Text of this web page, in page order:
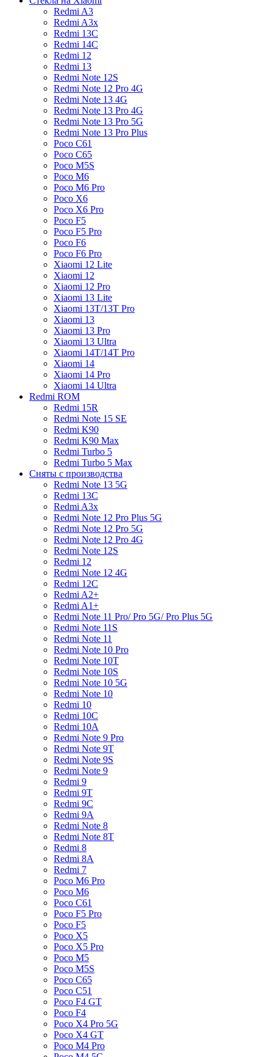
Redmi A3
Redmi A3x
Redmi 13C
Redmi 14C
Redmi 12
Redmi 13
Redmi Note 12S
Redmi Note 12 Pro 4G
Redmi Note 13 4G
Redmi Note 13 Pro 4G
Redmi Note 13 Pro 5G
Redmi Note 13 Pro Plus
Poco C61
Poco C65
Poco M5S
Poco M6
Poco M6 Pro
Poco X6
Poco X6 Pro
Poco F5
Poco F5 Pro
Poco F6
Poco F6 Pro
Xiaomi 12 Lite
Xiaomi 12
Xiaomi 12 Pro
Xiaomi 13 Lite
Xiaomi 13T/13T Pro
Xiaomi 13
Xiaomi 13 Pro
Xiaomi 13 Ultra
Xiaomi 14T/14T Pro
Xiaomi 14
Xiaomi 14 Pro
Xiaomi 14 Ultra
Redmi ROM
Redmi 15R
Redmi Note 15 SE
Redmi K90
Redmi K90 Max
Redmi Turbo 5
Redmi Turbo 5 Max
Сняты с производства
Redmi Note 13 5G
Redmi 13C
Redmi A3x
Redmi Note 12 Pro Plus 5G
Redmi Note 12 Pro 5G
Redmi Note 12 Pro 4G
Redmi Note 12S
Redmi 12
Redmi Note 12 4G
Redmi 12C
Redmi A2+
Redmi A1+
Redmi Note 11 Pro/ Pro 5G/ Pro Plus 5G
Redmi Note 11S
Redmi Note 11
Redmi Note 10 Pro
Redmi Note 10T
Redmi Note 10S
Redmi Note 10 5G
Redmi Note 10
Redmi 10
Redmi 10C
Redmi 10A
Redmi Note 9 Pro
Redmi Note 9T
Redmi Note 9S
Redmi Note 9
Redmi 9
Redmi 9T
Redmi 9C
Redmi 9A
Redmi Note 8
Redmi Note 8T
Redmi 8
Redmi 8A
Redmi 7
Poco M6 Pro
Poco M6
Poco C61
Poco F5 Pro
Poco F5
Poco X5
Poco X5 Pro
Poco M5
Poco M5S
Poco C65
Poco C51
Poco F4 GT
Poco F4
Poco X4 Pro 5G
Poco X4 GT
Poco M4 Pro